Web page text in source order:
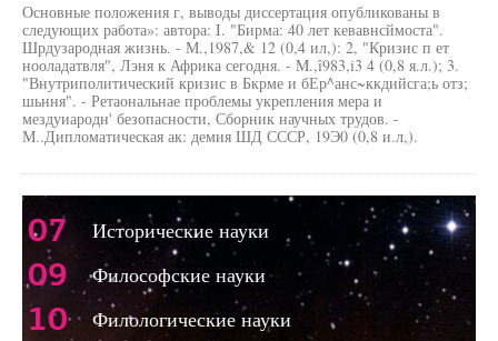
Основные положения г, выводы диссертация опубликованы в
следующих работа»: автора: I. "Бирма: 40 лет кевавнсймоста".
Шрдузародная жизнь. - М.,1987,& 12 (0,4 ил,): 2, "Кризис п ет
нооладатвля", Лэня к Африка сегодня. - M.,î983,i3 4 (0,8 я.л.); 3.
"Внутриполитический кризис в Бкрме и бЕр^анс~ккдийсга;ь отз;
шьння". - Ретаональнае проблемы укрепления мера и
мездуиародн' безопасности, Сборник научных трудов. -
М..Дипломатическая ак: демия ШД СССР, 19Э0 (0,8 и.л,).
07 Исторические науки
09 Философские науки
10 Филологические науки